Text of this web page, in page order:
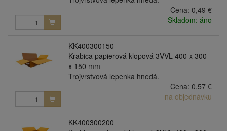
Cena: 0,49 €
Skladom: áno
KK400300150
Krabica papierová klopová 3VVL 400 x 300
x 150 mm
Trojvrstvová lepenka hnedá.
Cena: 0,57 €
na objednávku
KK400300200